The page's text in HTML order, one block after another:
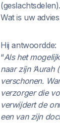
(geslachtsdelen).
Wat is uw
Hij antwoordde:
“Als het
naar zijn
verschonen.
verzorger die
verwijdert de
een van zijn